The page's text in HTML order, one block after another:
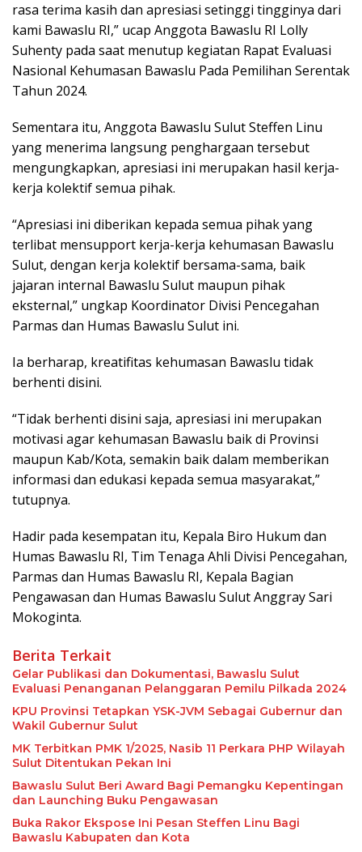
rasa terima kasih dan apresiasi setinggi tingginya dari
kami Bawaslu RI,” ucap Anggota Bawaslu RI Lolly
Suhenty pada saat menutup kegiatan Rapat Evaluasi
Nasional Kehumasan Bawaslu Pada Pemilihan Serentak
Tahun 2024.
Sementara itu, Anggota Bawaslu Sulut Steffen Linu
yang menerima langsung penghargaan tersebut
mengungkapkan, apresiasi ini merupakan hasil kerja-
kerja kolektif semua pihak.
“Apresiasi ini diberikan kepada semua pihak yang
terlibat mensupport kerja-kerja kehumasan Bawaslu
Sulut, dengan kerja kolektif bersama-sama, baik
jajaran internal Bawaslu Sulut maupun pihak
eksternal,” ungkap Koordinator Divisi Pencegahan
Parmas dan Humas Bawaslu Sulut ini.
Ia berharap, kreatifitas kehumasan Bawaslu tidak
berhenti disini.
“Tidak berhenti disini saja, apresiasi ini merupakan
motivasi agar kehumasan Bawaslu baik di Provinsi
maupun Kab/Kota, semakin baik dalam memberikan
informasi dan edukasi kepada semua masyarakat,”
tutupnya.
Hadir pada kesempatan itu, Kepala Biro Hukum dan
Humas Bawaslu RI, Tim Tenaga Ahli Divisi Pencegahan,
Parmas dan Humas Bawaslu RI, Kepala Bagian
Pengawasan dan Humas Bawaslu Sulut Anggray Sari
Mokoginta.
Berita Terkait
Gelar Publikasi dan Dokumentasi, Bawaslu Sulut
Evaluasi Penanganan Pelanggaran Pemilu Pilkada 2024
KPU Provinsi Tetapkan YSK-JVM Sebagai Gubernur dan
Wakil Gubernur Sulut
MK Terbitkan PMK 1/2025, Nasib 11 Perkara PHP Wilayah
Sulut Ditentukan Pekan Ini
Bawaslu Sulut Beri Award Bagi Pemangku Kepentingan
dan Launching Buku Pengawasan
Buka Rakor Ekspose Ini Pesan Steffen Linu Bagi
Bawaslu Kabupaten dan Kota